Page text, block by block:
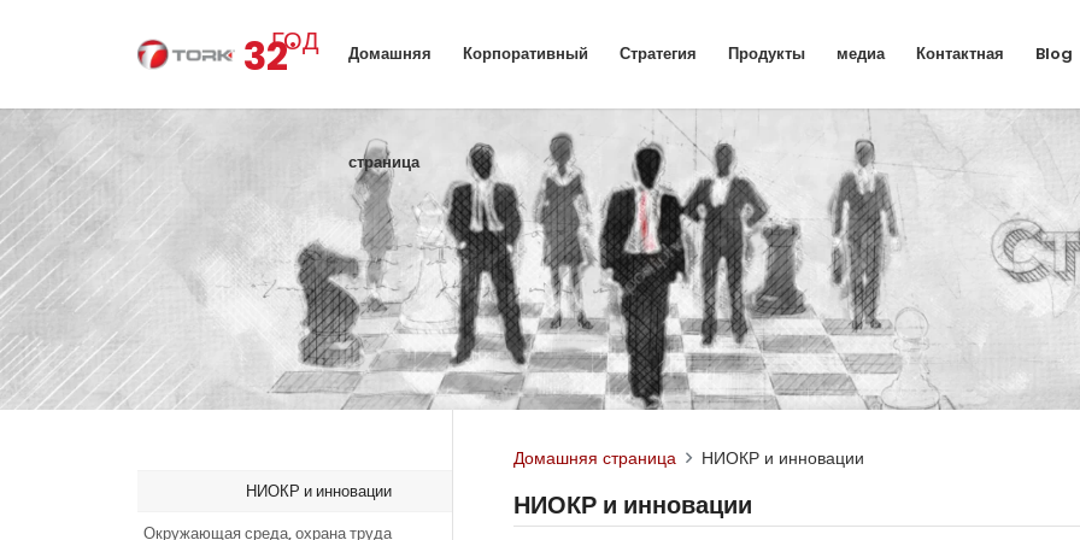
32.
ГОД Домашняя
страница
Корпоративный Стратегия Продукты медиа Контактная Blog
НИОКР и инновации
Окружающая среда, охрана труда
Домашняя страница НИОКР и инновации
НИОКР и инновации